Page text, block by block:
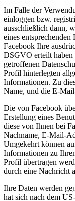
Im Falle der
einloggen bzw.
ausschließlich dann,
eines
Facebook Ihre
DSGVO erteilt haben
getroffenen
Profil hinterlegten
Informationen. Zu
Name, und die E-
Die von Facebook
Erstellung eines
diese von Ihnen bei
Nachname, E-Mail-
Umgekehrt können
Informationen zu
Profil übertragen
durch eine Nachricht
Ihre Daten werden
hat sich nach dem